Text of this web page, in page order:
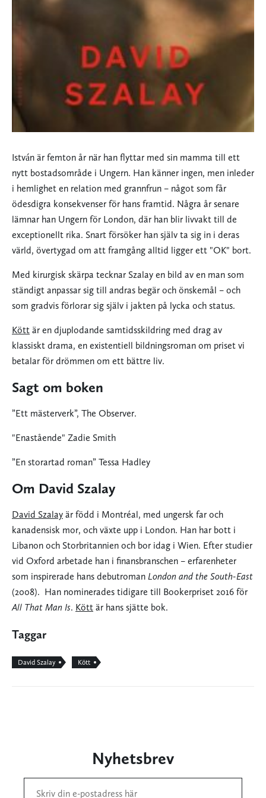
István är femton år när han flyttar med sin mamma till ett
nytt bostadsområde i Ungern. Han känner ingen, men inleder
i hemlighet en relation med grannfrun – något som får
ödesdigra konsekvenser för hans framtid. Några år senare
lämnar han Ungern för London, där han blir livvakt till de
exceptionellt rika. Snart försöker han själv ta sig in i deras
värld, övertygad om att framgång alltid ligger ett "OK" bort.
Med kirurgisk skärpa tecknar Szalay en bild av en man som
ständigt anpassar sig till andras begär och önskemål – och
som gradvis förlorar sig själv i jakten på lycka och status.
Kött är en djuplodande samtidsskildring med drag av
klassiskt drama, en existentiell bildningsroman om priset vi
betalar för drömmen om ett bättre liv.
Sagt om boken
”Ett mästerverk”, The Observer.
"Enastående" Zadie Smith
”En storartad roman” Tessa Hadley
Om David Szalay
David Szalay är född i Montréal, med ungersk far och
kanadensisk mor, och växte upp i London. Han har bott i
Libanon och Storbritannien och bor idag i Wien. Efter studier
vid Oxford arbetade han i finansbranschen – erfarenheter
som inspirerade hans debutroman London and the South-East
(2008). Han nominerades tidigare till Bookerpriset 2016 för
All That Man Is. Kött är hans sjätte bok.
Taggar
David Szalay Kött
Nyhetsbrev